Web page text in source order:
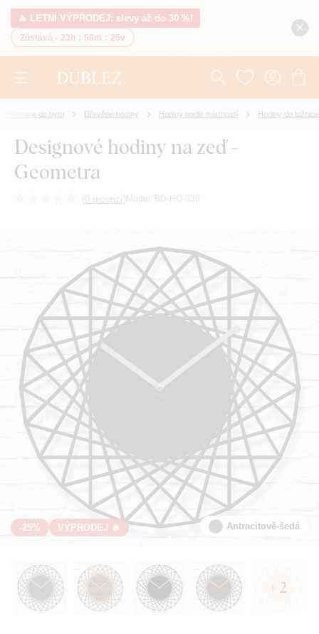
🔥 LETNÍ VÝPRODEJ: slevy až do 30 %!
Zůstává - 23h : 58m : 24v
Dekorace do bytu Dřevěné hodiny Hodiny podle místností Hodiny do ložnice
Designové hodiny na zeď -
Geometra
(0 recenzí) Model: BD-HO-030
-25% VÝPRODEJ 🔥 Antracitově-šedá
+ 2